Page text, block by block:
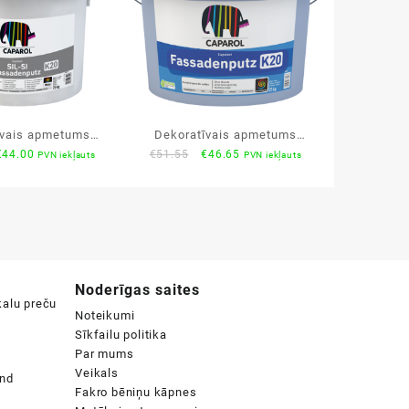
apmetums
SIL-SI
44.00 Current
PVN iekļauts
Dekoratīvais apmetums
Caparol Fassadenputz K30
€51.55
Original
€46.65 Current
PVN iekļauts
Noderīgas saites
Noteikumi
Sīkfailu politika
Par mums
Veikals
Fakro bēniņu kāpnes